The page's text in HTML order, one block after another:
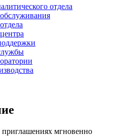
отдела
мгновенно